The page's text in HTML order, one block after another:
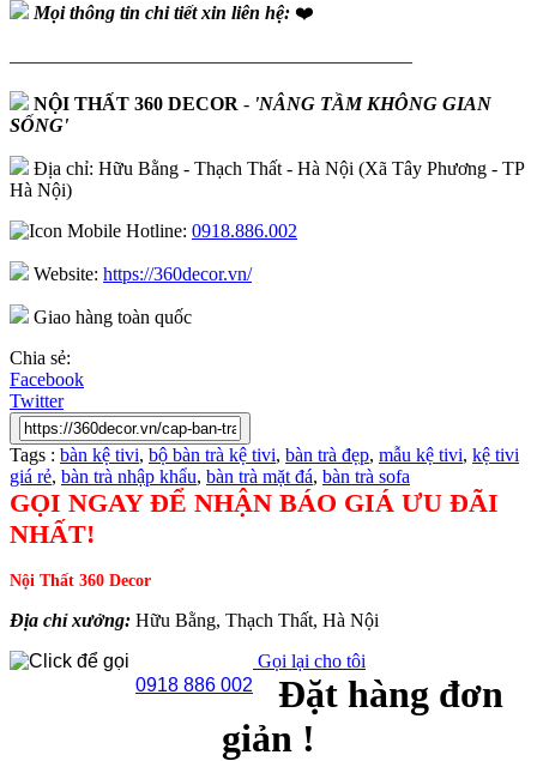
Mọi thông tin chi tiết xin liên hệ: ❤️
—————————————————————
NỘI THẤT 360 DECOR - 'NÂNG TẦM KHÔNG GIAN
SỐNG'
Địa chỉ: Hữu Bằng - Thạch Thất - Hà Nội (Xã Tây Phương - TP
Hà Nội)
Hotline: 0918.886.002
Website: https://360decor.vn/
Giao hàng toàn quốc
Chia sẻ:
Facebook
Twitter
Tags : bàn kệ tivi, bộ bàn trà kệ tivi, bàn trà đẹp, mẫu kệ tivi, kệ tivi
giá rẻ, bàn trà nhập khẩu, bàn trà mặt đá, bàn trà sofa
GỌI NGAY ĐỂ NHẬN BÁO GIÁ ƯU ĐÃI
NHẤT!
Nội Thất 360 Decor
Địa chỉ xưởng: Hữu Bằng, Thạch Thất, Hà Nội
0918 886 002
Gọi lại cho tôi
Đặt hàng đơn
giản !